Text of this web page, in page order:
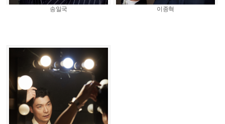
송일국 이종혁